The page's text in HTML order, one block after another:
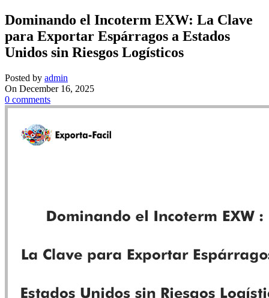
Dominando el Incoterm EXW: La Clave
para Exportar Espárragos a Estados
Unidos sin Riesgos Logísticos
Posted by admin
On December 16, 2025
0 comments